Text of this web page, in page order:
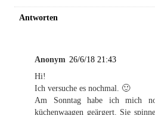
Antworten
Anonym 26/6/18 21:43
Hi!
Ich versuche es nochmal. 🙂
Am Sonntag habe ich mich
küchenwaagen geärgert. Sie